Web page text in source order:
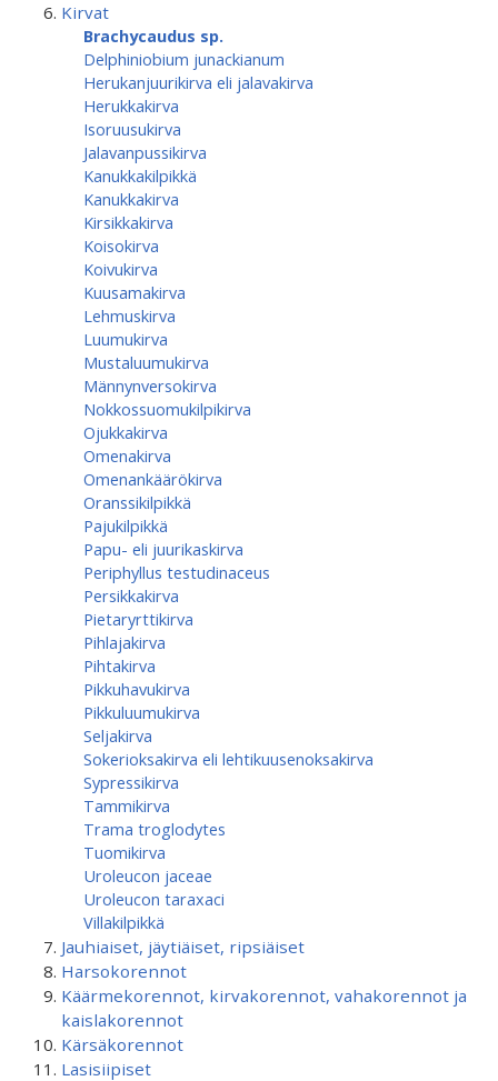
Kirvat
Brachycaudus sp.
Delphiniobium junackianum
Herukanjuurikirva eli jalavakirva
Herukkakirva
Isoruusukirva
Jalavanpussikirva
Kanukkakilpikkä
Kanukkakirva
Kirsikkakirva
Koisokirva
Koivukirva
Kuusamakirva
Lehmuskirva
Luumukirva
Mustaluumukirva
Männynversokirva
Nokkossuomukilpikirva
Ojukkakirva
Omenakirva
Omenankäärökirva
Oranssikilpikkä
Pajukilpikkä
Papu- eli juurikaskirva
Periphyllus testudinaceus
Persikkakirva
Pietaryrttikirva
Pihlajakirva
Pihtakirva
Pikkuhavukirva
Pikkuluumukirva
Seljakirva
Sokerioksakirva eli lehtikuusenoksakirva
Sypressikirva
Tammikirva
Trama troglodytes
Tuomikirva
Uroleucon jaceae
Uroleucon taraxaci
Villakilpikkä
Jauhiaiset, jäytiäiset, ripsiäiset
Harsokorennot
Käärmekorennot, kirvakorennot, vahakorennot ja
kaislakorennot
Kärsäkorennot
Lasisiipiset